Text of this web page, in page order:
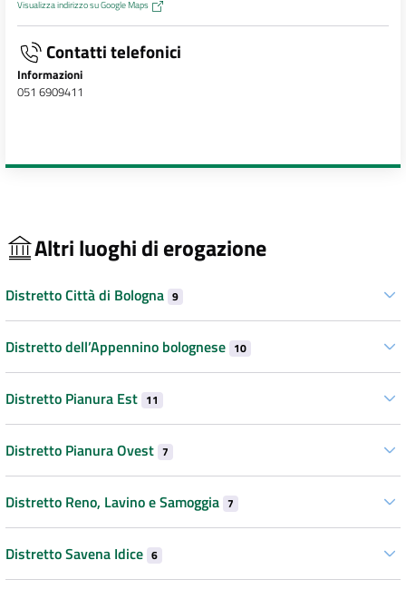
Visualizza indirizzo su Google Maps
Contatti telefonici
Informazioni
051 6909411
Altri luoghi di erogazione
Distretto Città di Bologna 9
Distretto dell’Appennino bolognese 10
Distretto Pianura Est 11
Distretto Pianura Ovest 7
Distretto Reno, Lavino e Samoggia 7
Distretto Savena Idice 6